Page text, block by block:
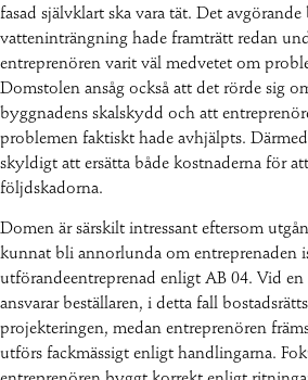
fasad självklart ska vara tät. Det
vatteninträngning hade framträtt redan
entreprenören varit väl medvetet om
Domstolen ansåg också att det rörde sig
byggnadens skalskydd och att
problemen faktiskt hade avhjälpts.
skyldigt att ersätta både kostnaderna för
följdskadorna.
Domen är särskilt intressant eftersom
kunnat bli annorlunda om entreprenaden
utförandeentreprenad enligt AB 04. Vid en
ansvarar beställaren, i detta fall
projekteringen, medan entreprenören
utförs fackmässigt enligt handlingarna.